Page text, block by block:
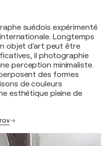
suédois expérimenté
Longtemps
objet d'art peut être
il photographie
perception minimaliste.
des formes
de couleurs
esthétique pleine de